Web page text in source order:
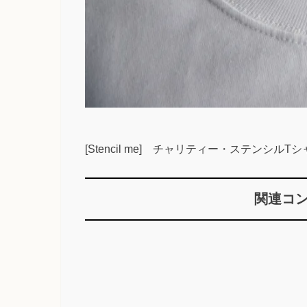
[Stencil me] チャリティー・ステンシルTシ
関連コ